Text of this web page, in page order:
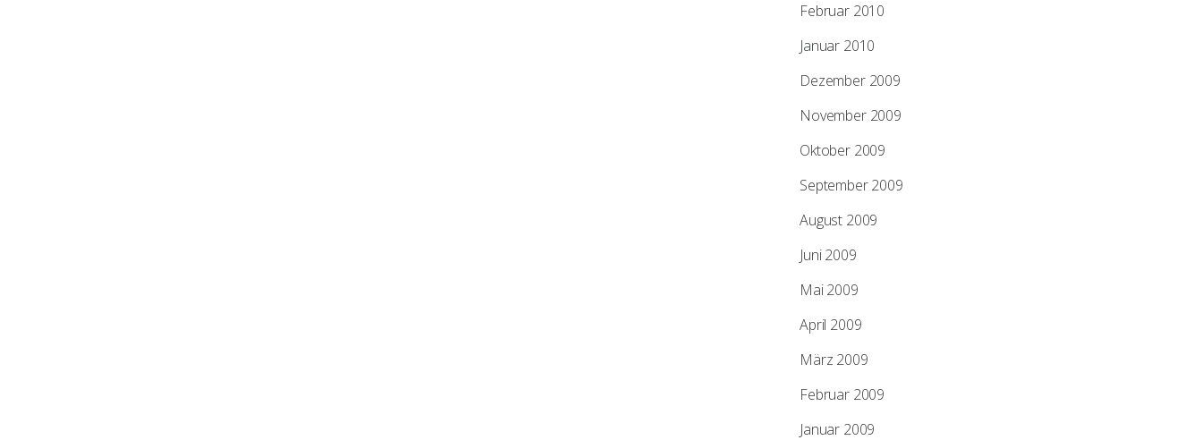
Februar 2010
Januar 2010
Dezember 2009
November 2009
Oktober 2009
September 2009
August 2009
Juni 2009
Mai 2009
April 2009
März 2009
Februar 2009
Januar 2009